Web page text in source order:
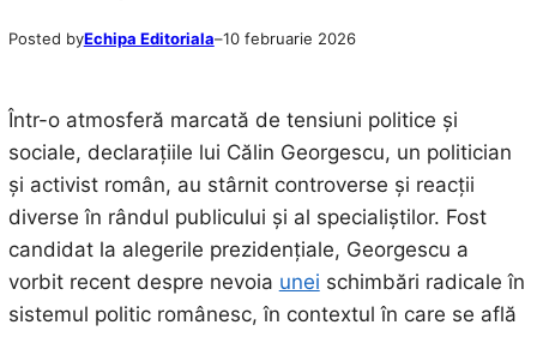
Posted byEchipa Editoriala–10 februarie 2026
Într-o atmosferă marcată de tensiuni politice și
sociale, declarațiile lui Călin Georgescu, un politician
și activist român, au stârnit controverse și reacții
diverse în rândul publicului și al specialiștilor. Fost
candidat la alegerile prezidențiale, Georgescu a
vorbit recent despre nevoia unei schimbări radicale în
sistemul politic românesc, în contextul în care se află